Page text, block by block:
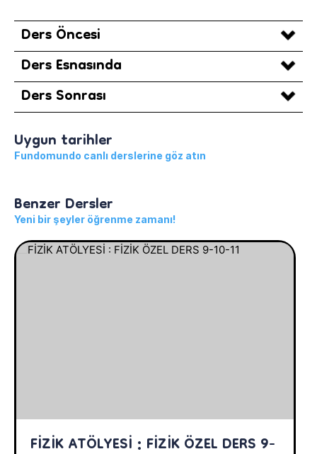
Ders Öncesi
Ders Esnasında
Ders Sonrası
Uygun tarihler
Fundomundo canlı derslerine göz atın
Benzer Dersler
Yeni bir şeyler öğrenme zamanı!
FİZİK ATÖLYESİ : FİZİK ÖZEL DERS 9-